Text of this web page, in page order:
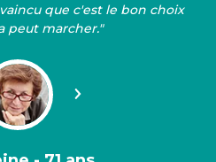
que c'est le bon choix
peut marcher."
Suivant